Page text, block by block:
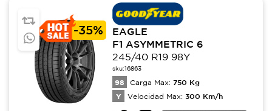
-35%
EAGLE
F1 ASYMMETRIC 6
245/40 R19 98Y
sku:16863
98 Carga Max: 750 Kg
Y Velocidad Max: 300 Km/h